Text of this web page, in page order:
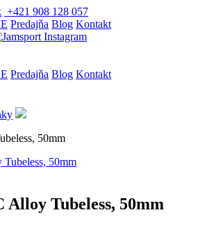
+421 908 128 057
Predajňa Blog Kontakt
Predajňa Blog Kontakt
50mm
Tubeless, 50mm